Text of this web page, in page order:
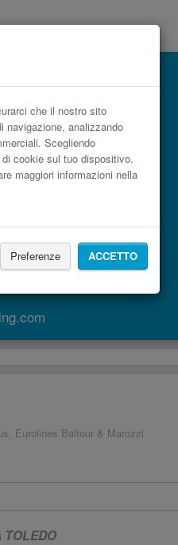
che il nostro sito
navigazione, analizzando
Scegliendo
cookie sul tuo dispositivo.
maggiori informazioni nella
Preferenze ACCETTO
Eurolines Baltour & Marozzi
TOLEDO